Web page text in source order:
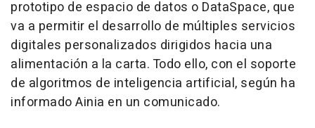
prototipo de espacio de datos o DataSpace, que
va a permitir el desarrollo de múltiples servicios
digitales personalizados dirigidos hacia una
alimentación a la carta. Todo ello, con el soporte
de algoritmos de inteligencia artificial, según ha
informado Ainia en un comunicado.